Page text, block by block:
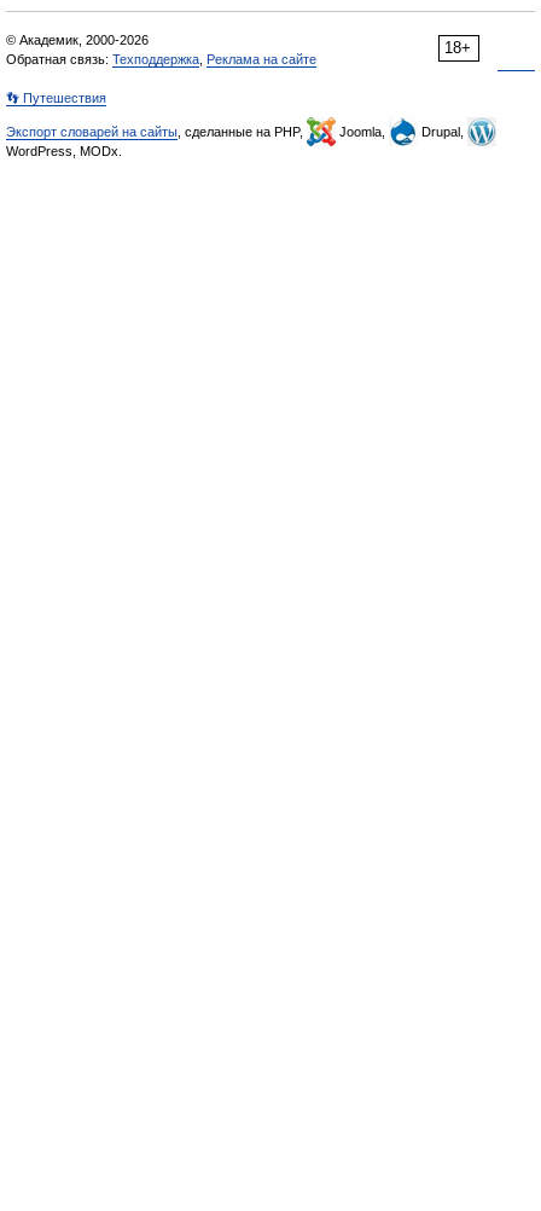
18+
© Академик, 2000-2026
Обратная связь: Техподдержка Реклама на сайте
👣 Путешествия
Экспорт словарей на сайты , сделанные на PHP, Joomla,
Drupal,
WordPress, MODx.